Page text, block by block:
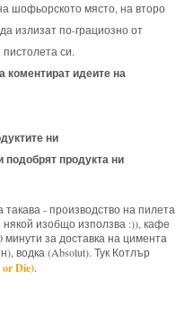
шофьорското място, на второ
излизат по-грациозно от
си.
коментират идеите на
ни
продукта ни
- производство на пилета
някой изобщо използва :)), кафе
минути за доставка на цимента
водка (Absolut). Тук Котлър
Die).